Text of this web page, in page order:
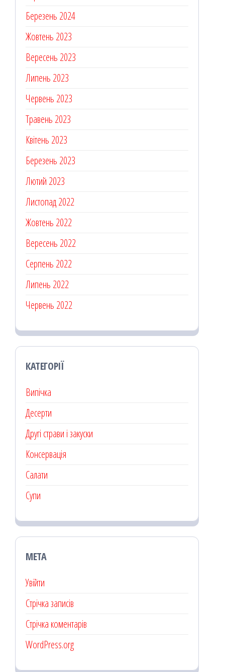
Березень 2024
Жовтень 2023
Вересень 2023
Липень 2023
Червень 2023
Травень 2023
Квітень 2023
Березень 2023
Лютий 2023
Листопад 2022
Жовтень 2022
Вересень 2022
Серпень 2022
Липень 2022
Червень 2022
КАТЕГОРІЇ
Випічка
Десерти
Другі страви і закуски
Консервація
Салати
Супи
МЕТА
Увійти
Стрічка записів
Стрічка коментарів
WordPress.org